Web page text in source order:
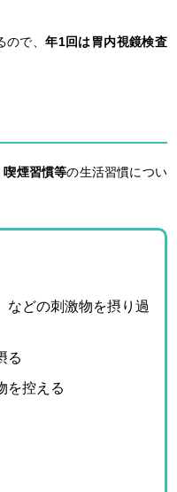
ので、年1回は胃内視鏡検査
喫煙習慣等の生活習慣につい
などの刺激物を摂り過
る
を控える